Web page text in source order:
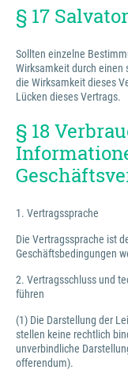
§ 17
Sollten einzelne
Wirksamkeit durch
die Wirksamkeit dieses
Lücken dieses Vertrags.
§ 18
1. Vertragssprache
Die Vertragssprache ist
Geschäftsbedingungen
2. Vertragsschluss und
führen
(1) Die Darstellung der
stellen keine rechtlich
unverbindliche
offerendum).